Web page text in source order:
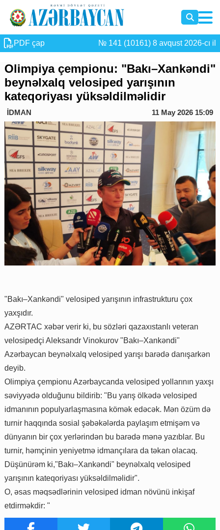
PDF çap № 141 (10161) 8 avqust 2026-cı il
Olimpiya çempionu: "Bakı–Xankəndi"
beynəlxalq velosiped yarışının
kateqoriyası yüksəldilməlidir
İDMAN 11 May 2026 15:09
"Bakı–Xankəndi" velosiped yarışının infrastrukturu çox
yaxşıdır.
AZƏRTAC xəbər verir ki, bu sözləri qazaxıstanlı veteran
velosipedçi Aleksandr Vinokurov "Bakı–Xankəndi"
Azərbaycan beynəlxalq velosiped yarışı barədə danışarkən
deyib.
Olimpiya çempionu Azərbaycanda velosiped yollarının yaxşı
səviyyədə olduğunu bildirib: "Bu yarış ölkədə velosiped
idmanının populyarlaşmasına kömək edəcək. Mən özüm də
turnir haqqında sosial şəbəkələrda paylaşım etmişəm və
dünyanın bir çox yerlərindən bu barədə mənə yazıblar. Bu
turnir, həmçinin yeniyetmə idmançılara da təkan olacaq.
Düşünürəm ki,"Bakı–Xankəndi" beynəlxalq velosiped
yarışının kateqoriyası yüksəldilməlidir".
O, əsas məqsədlərinin velosiped idman növünü inkişaf
etdirməkdir: "